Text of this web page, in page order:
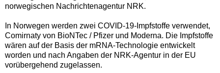
norwegischen Nachrichtenagentur NRK.
In Norwegen werden zwei COVID-19-Impfstoffe verwendet,
Comirnaty von BioNTec / Pfizer und Moderna. Die Impfstoffe
wären auf der Basis der mRNA-Technologie entwickelt
worden und nach Angaben der NRK-Agentur in der EU
vorübergehend zugelassen.